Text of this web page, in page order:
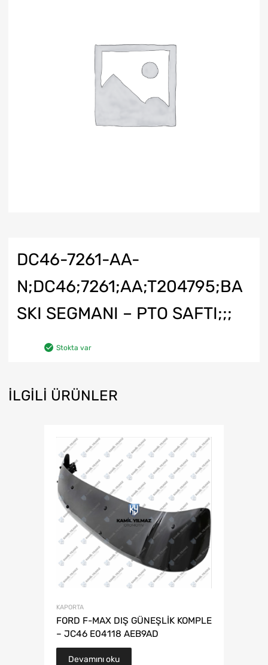
DC46-7261-AA-
N;DC46;7261;AA;T204795;BA
SKI SEGMANI – PTO SAFTI;;;
Stokta var
İLGILI ÜRÜNLER
KAPORTA
FORD F-MAX DIŞ GÜNEŞLİK KOMPLE
– JC46 E04118 AEB9AD
Devamını oku